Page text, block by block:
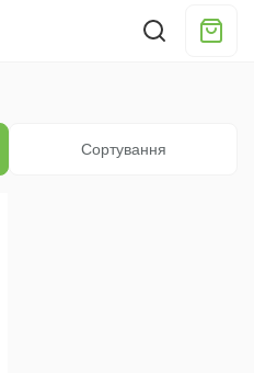
Сортування